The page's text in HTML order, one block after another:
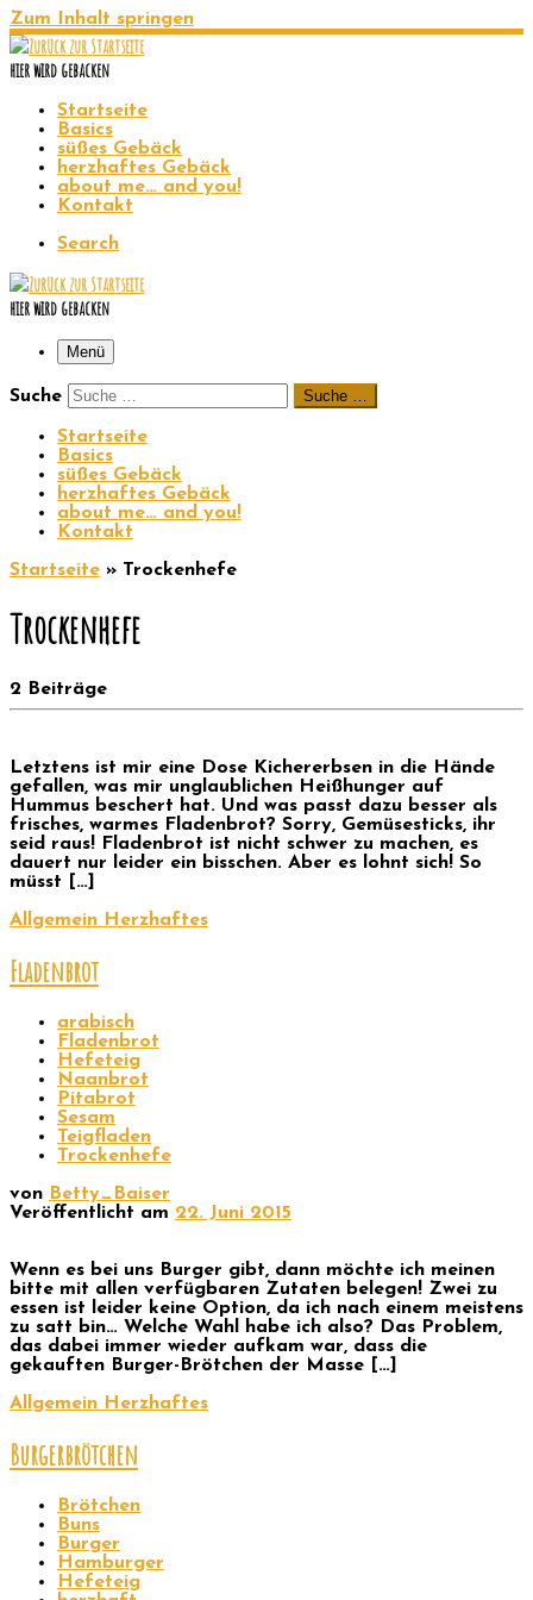
Zum Inhalt springen
hier wird gebacken
Startseite
Basics
süßes Gebäck
herzhaftes Gebäck
about me… and you!
Kontakt
Search
hier wird gebacken
Menü
Suche Suche …
Startseite
Basics
süßes Gebäck
herzhaftes Gebäck
about me… and you!
Kontakt
Startseite » Trockenhefe
Trockenhefe
2 Beiträge
Letztens ist mir eine Dose Kichererbsen in die Hände
gefallen, was mir unglaublichen Heißhunger auf
Hummus beschert hat. Und was passt dazu besser als
frisches, warmes Fladenbrot? Sorry, Gemüsesticks, ihr
seid raus! Fladenbrot ist nicht schwer zu machen, es
dauert nur leider ein bisschen. Aber es lohnt sich! So
müsst […]
Allgemein Herzhaftes
Fladenbrot
arabisch
Fladenbrot
Hefeteig
Naanbrot
Pitabrot
Sesam
Teigfladen
Trockenhefe
von Betty_Baiser
Veröffentlicht am 22. Juni 2015
Wenn es bei uns Burger gibt, dann möchte ich meinen
bitte mit allen verfügbaren Zutaten belegen! Zwei zu
essen ist leider keine Option, da ich nach einem meistens
zu satt bin… Welche Wahl habe ich also? Das Problem,
das dabei immer wieder aufkam war, dass die
gekauften Burger-Brötchen der Masse […]
Allgemein Herzhaftes
Burgerbrötchen
Brötchen
Buns
Burger
Hamburger
Hefeteig